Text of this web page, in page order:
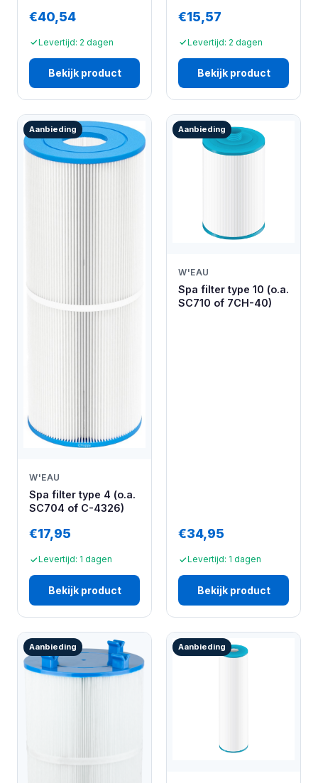
€40,54
Levertijd: 2 dagen
Bekijk product
€15,57
Levertijd: 2 dagen
Bekijk product
Aanbieding
W'EAU
Spa filter type 4 (o.a.
SC704 of C-4326)
€17,95
Levertijd: 1 dagen
Bekijk product
Aanbieding
W'EAU
Spa filter type 10 (o.a.
SC710 of 7CH-40)
€34,95
Levertijd: 1 dagen
Bekijk product
Aanbieding Aanbieding